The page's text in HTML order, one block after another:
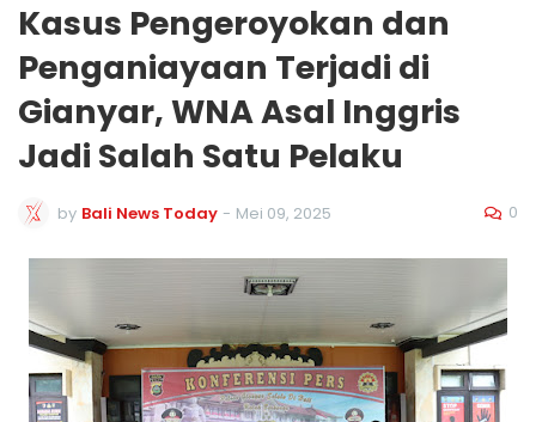
Kasus Pengeroyokan dan
Penganiayaan Terjadi di
Gianyar, WNA Asal Inggris
Jadi Salah Satu Pelaku
by Bali News Today - Mei 09, 2025 0